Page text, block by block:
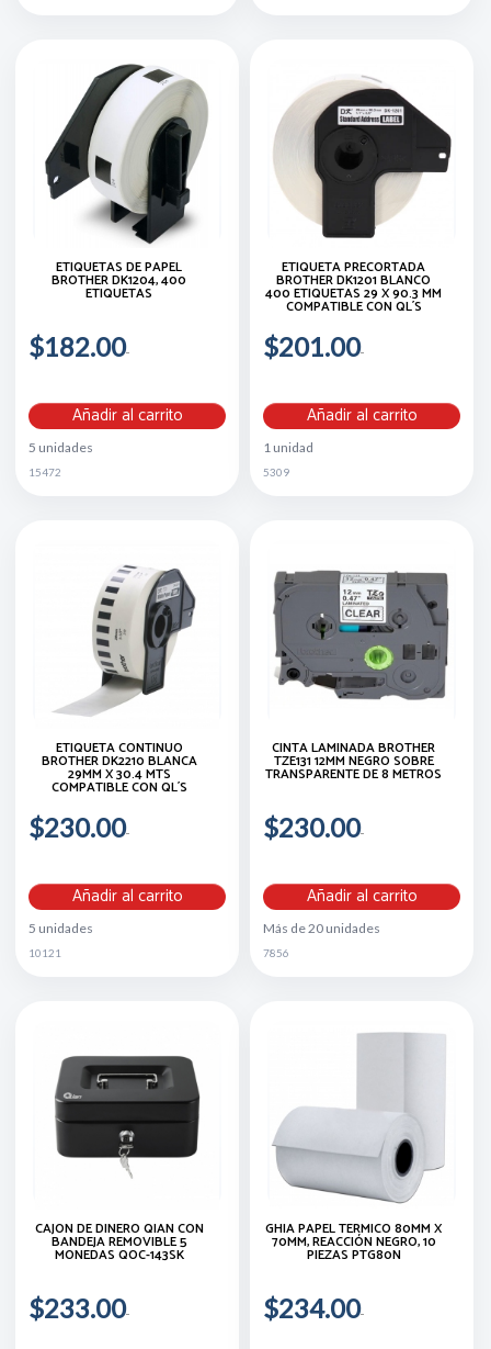
ETIQUETAS DE PAPEL
BROTHER DK1204, 400
ETIQUETAS
$182.00
Añadir al carrito
5 unidades
15472
ETIQUETA PRECORTADA
BROTHER DK1201 BLANCO
400 ETIQUETAS 29 X 90.3 MM
COMPATIBLE CON QL´S
$201.00
Añadir al carrito
1 unidad
5309
ETIQUETA CONTINUO
BROTHER DK2210 BLANCA
29MM X 30.4 MTS
COMPATIBLE CON QL´S
$230.00
Añadir al carrito
5 unidades
10121
CINTA LAMINADA BROTHER
TZE131 12MM NEGRO SOBRE
TRANSPARENTE DE 8 METROS
$230.00
Añadir al carrito
Más de 20 unidades
7856
CAJON DE DINERO QIAN CON
BANDEJA REMOVIBLE 5
MONEDAS QOC-143SK
$233.00
GHIA PAPEL TÉRMICO 80MM X
70MM, REACCIÓN NEGRO, 10
PIEZAS PTG80N
$234.00